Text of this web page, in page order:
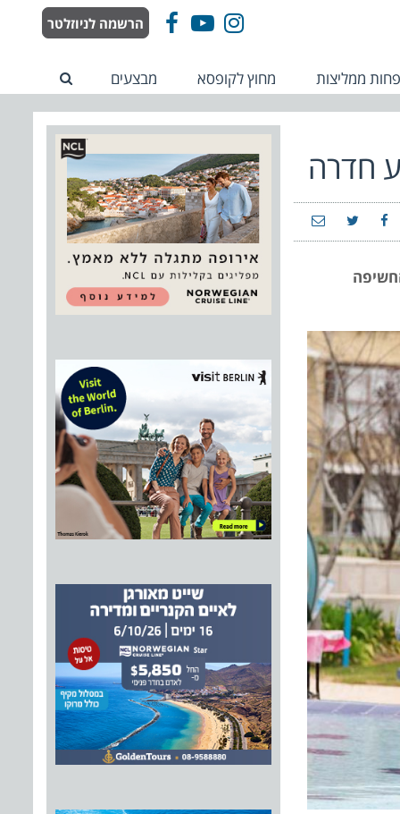
FacebookYouTube
Instagram הרשמה לניוזלטר
ממליצות מחוץ לקופסא מבצעים
חדרה